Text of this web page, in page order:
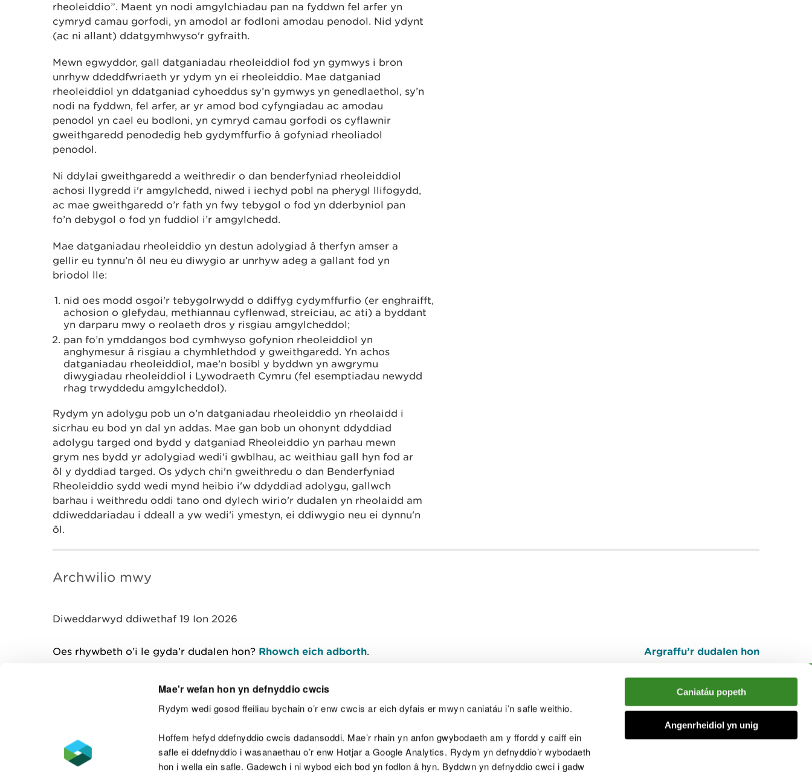
Mae'r wefan hon yn defnyddio cwcis
Rydym wedi gosod ffeiliau bychain o’r enw cwcis ar eich dyfais er mwyn caniatáu i’n safle weithio.
Hoffem hefyd ddefnyddio cwcis dadansoddi. Mae’r rhain yn anfon gwybodaeth am y ffordd y caiff ein
safle ei ddefnyddio i wasanaethau o’r enw Hotjar a Google Analytics. Rydym yn defnyddio’r wybodaeth
hon i wella ein safle. Gadewch i ni wybod eich bod yn fodlon â hyn. Byddwn yn defnyddio cwci i gadw
Caniatáu popeth
Angenrheidiol yn unig
rheoleiddio”. Maent yn nodi amgylchiadau pan na fyddwn fel arfer yn
cymryd camau gorfodi, yn amodol ar fodloni amodau penodol. Nid ydynt
(ac ni allant) ddatgymhwyso'r gyfraith.
Mewn egwyddor, gall datganiadau rheoleiddiol fod yn gymwys i bron
unrhyw ddeddfwriaeth yr ydym yn ei rheoleiddio. Mae datganiad
rheoleiddiol yn ddatganiad cyhoeddus sy’n gymwys yn genedlaethol, sy’n
nodi na fyddwn, fel arfer, ar yr amod bod cyfyngiadau ac amodau
penodol yn cael eu bodloni, yn cymryd camau gorfodi os cyflawnir
gweithgaredd penodedig heb gydymffurfio â gofyniad rheoliadol
penodol.
Ni ddylai gweithgaredd a weithredir o dan benderfyniad rheoleiddiol
achosi llygredd i'r amgylchedd, niwed i iechyd pobl na pherygl llifogydd,
ac mae gweithgaredd o’r fath yn fwy tebygol o fod yn dderbyniol pan
fo’n debygol o fod yn fuddiol i’r amgylchedd.
Mae datganiadau rheoleiddio yn destun adolygiad â therfyn amser a
gellir eu tynnu’n ôl neu eu diwygio ar unrhyw adeg a gallant fod yn
briodol lle:
nid oes modd osgoi'r tebygolrwydd o ddiffyg cydymffurfio (er enghraifft,
achosion o glefydau, methiannau cyflenwad, streiciau, ac ati) a byddant
yn darparu mwy o reolaeth dros y risgiau amgylcheddol;
pan fo’n ymddangos bod cymhwyso gofynion rheoleiddiol yn
anghymesur â risgiau a chymhlethdod y gweithgaredd. Yn achos
datganiadau rheoleiddiol, mae’n bosibl y byddwn yn awgrymu
diwygiadau rheoleiddiol i Lywodraeth Cymru (fel esemptiadau newydd
rhag trwyddedu amgylcheddol).
Rydym yn adolygu pob un o’n datganiadau rheoleiddio yn rheolaidd i
sicrhau eu bod yn dal yn addas. Mae gan bob un ohonynt ddyddiad
adolygu targed ond bydd y datganiad Rheoleiddio yn parhau mewn
grym nes bydd yr adolygiad wedi'i gwblhau, ac weithiau gall hyn fod ar
ôl y dyddiad targed. Os ydych chi'n gweithredu o dan Benderfyniad
Rheoleiddio sydd wedi mynd heibio i'w ddyddiad adolygu, gallwch
barhau i weithredu oddi tano ond dylech wirio'r dudalen yn rheolaidd am
ddiweddariadau i ddeall a yw wedi'i ymestyn, ei ddiwygio neu ei dynnu'n
ôl.
Archwilio mwy
Diweddarwyd ddiwethaf 19 Ion 2026
Oes rhywbeth o’i le gyda’r dudalen hon? Rhowch eich adborth. Argraffu’r dudalen hon
I fyny